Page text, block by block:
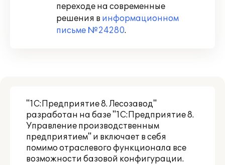
переходе на современные
решения в информационном
письме №24280.
"1С:Предприятие 8. Лесозавод"
разработан на базе "1С:Предприятие 8.
Управление производственным
предприятием" и включает в себя
помимо отраслевого функционала все
возможности базовой конфигурации.